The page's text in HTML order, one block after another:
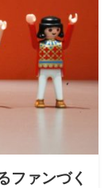
ファンづく